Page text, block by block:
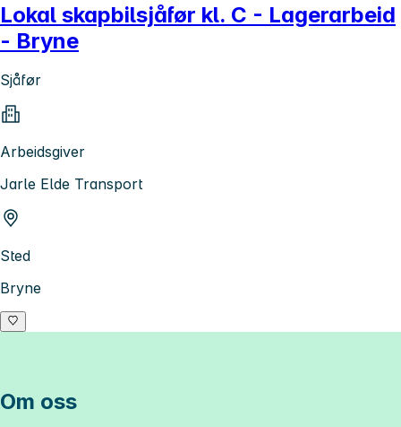
Lokal skapbilsjåfør kl. C - Lagerarbeid
- Bryne
Sjåfør
Arbeidsgiver
Jarle Elde Transport
Sted
Bryne
Om oss